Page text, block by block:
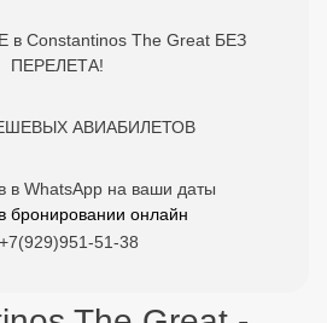
The Great -
туристов